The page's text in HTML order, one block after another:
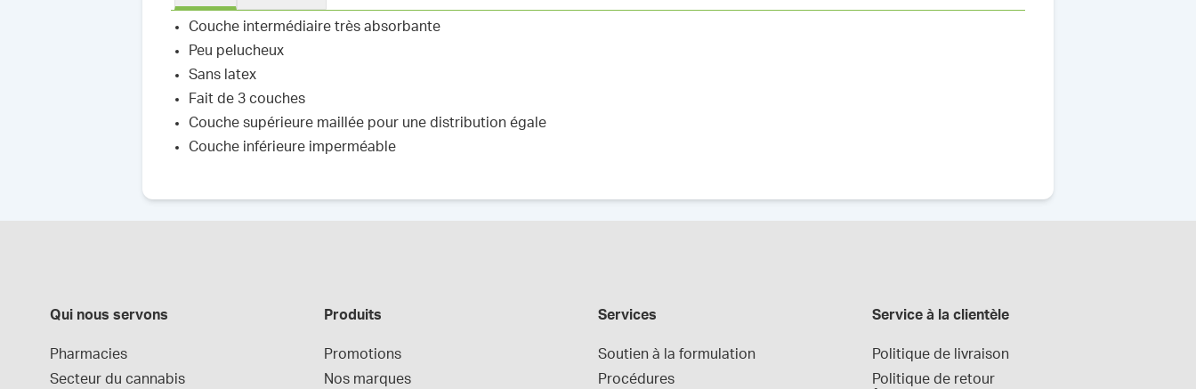
Couche intermédiaire très absorbante
Peu pelucheux
Sans latex
Fait de 3 couches
Couche supérieure maillée pour une distribution égale
Couche inférieure imperméable
Qui nous servons
Pharmacies
Secteur du cannabis
Produits
Promotions
Nos marques
Services
Soutien à la formulation
Procédures
Service à la clientèle
Politique de livraison
Politique de retour